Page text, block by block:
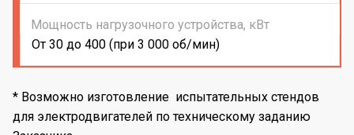
Мощность нагрузочного устройства, кВт
От 30 до 400 (при 3 000 об/мин)
* Возможно изготовление испытательных стендов
для электродвигателей по техническому заданию